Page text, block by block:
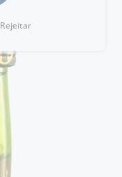
Rejeitar